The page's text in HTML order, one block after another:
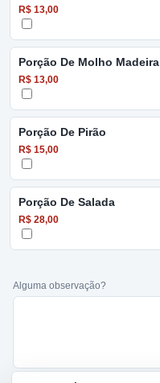
R$ 13,00
Porção De Molho Madeira
R$ 13,00
Porção De Pirão
R$ 15,00
Porção De Salada
R$ 28,00
Alguma observação?